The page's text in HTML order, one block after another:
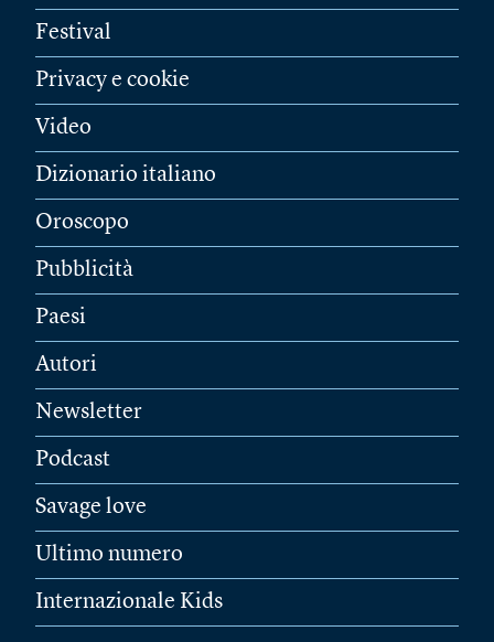
Festival
Privacy e cookie
Video
Dizionario italiano
Oroscopo
Pubblicità
Paesi
Autori
Newsletter
Podcast
Savage love
Ultimo numero
Internazionale Kids